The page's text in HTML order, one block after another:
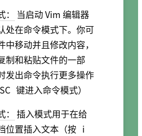
当启动 Vim 编辑器
处在命令模式下。你可
中移动并且修改内容，
制和粘贴文件的一部
发出命令执行更多操作
键进入命令模式）
插入模式用于在给
位置插入文本（按 i